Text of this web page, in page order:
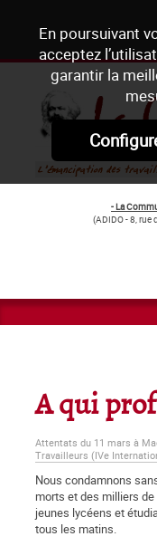
En poursuivant
acceptez
garantir la
- La
(ADIDO - 8, rue
A qui
Attentats du 11 mars à
Travailleurs (IVe
Nous condamnons
morts et des milliers
jeunes lycéens et
tous les matins.